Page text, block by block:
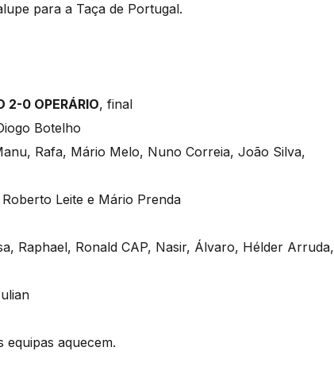
para a Taça de Portugal.
2-0 OPERÁRIO, final
Botelho
Rafa, Mário Melo, Nuno Correia, João Silva,
Leite e Mário Prenda
Raphael, Ronald CAP, Nasir, Álvaro, Hélder Arruda,
equipas aquecem.